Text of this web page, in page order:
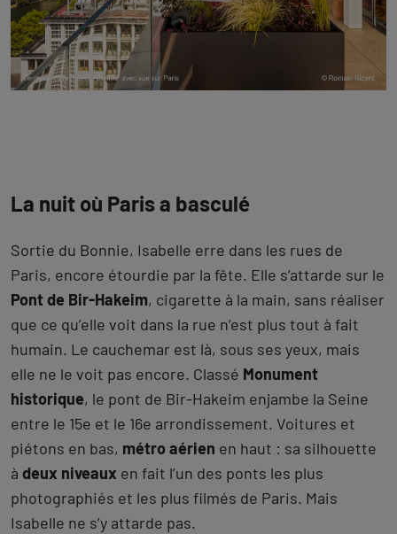
La nuit où Paris a basculé
Sortie du Bonnie, Isabelle erre dans les rues de
Paris, encore étourdie par la fête. Elle s’attarde sur le
Pont de Bir-Hakeim, cigarette à la main, sans réaliser
que ce qu’elle voit dans la rue n’est plus tout à fait
humain. Le cauchemar est là, sous ses yeux, mais
elle ne le voit pas encore. Classé Monument
historique, le pont de Bir-Hakeim enjambe la Seine
entre le 15e et le 16e arrondissement. Voitures et
piétons en bas, métro aérien en haut : sa silhouette
à deux niveaux en fait l’un des ponts les plus
photographiés et les plus filmés de Paris. Mais
Isabelle ne s’y attarde pas.